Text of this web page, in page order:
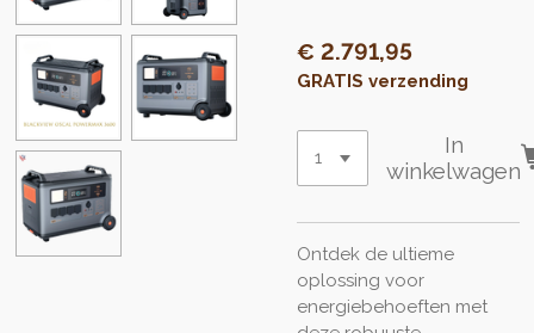
€ 2.791,95
GRATIS verzending
In
winkelwagen
Ontdek de ultieme
oplossing voor
energiebehoeften met